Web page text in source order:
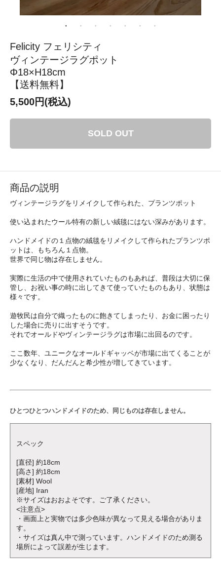
Felicity フェリシティ
ヴィンテージラグポット
Φ18×H18cm
【送料無料】
5,500円(税込)
SOLD OUT
商品の説明
ヴィンテージラグをリメイクして作られた、プランツポット
使い込まれたウール特有の新しい絨毯にはない深みがあります。
ハンドメイドの１点物の絨毯をリメイクして作られたプランツポ
ットは、もちろん１点物。
世界で同じ物は存在しません。
実際に生活の中で使用されていたものもあれば、普段は大切に保
管し、お祝い事の時に出してきて使っていたものもあり、状態は
様々です。
遊牧民は自分で織ったものに飽きてしまったり、お金に困ったり
した場合に売りに出すそうです。
それでオールドやヴィンテージラグは市場に出回るのです。
ここ数年、ユニークなオールドギャッベが市場に出てくることが
少なくなり、だんだんと希少性が増してきています。
ひとつひとつハンドメイドのため、同じものは存在しません。
スペック
[直径] 約18cm
[高さ] 約18cm
[素材] Wool
[産地] Iran
※サイズはおおよそです。ご了承ください。
<注意点>
・画面上と実物では多少色味が異なって見える場合がありま
す。
・サイズは真ん中で測っています。ハンドメイドのため測る
場所によって誤差が生じます。